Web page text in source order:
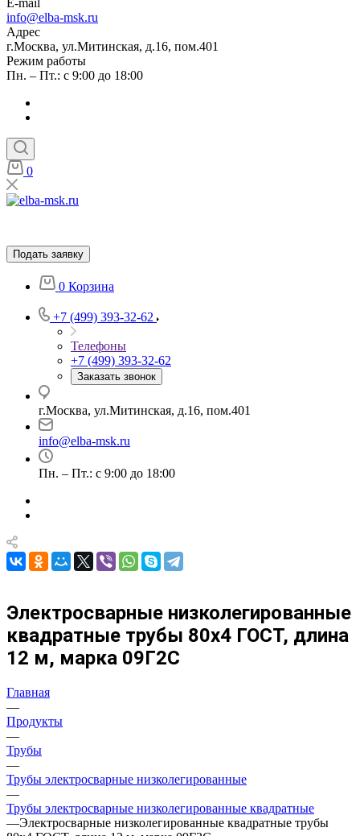
E-mail
info@elba-msk.ru
Адрес
г.Москва, ул.Митинская, д.16, пом.401
Режим работы
Пн. – Пт.: с 9:00 до 18:00
0
Подать заявку
0 Корзина
+7 (499) 393-32-62
Телефоны
+7 (499) 393-32-62
Заказать звонок
г.Москва, ул.Митинская, д.16, пом.401
info@elba-msk.ru
Пн. – Пт.: с 9:00 до 18:00
Электросварные низколегированные
квадратные трубы 80х4 ГОСТ, длина
12 м, марка 09Г2С
Главная
—
Продукты
—
Трубы
—
Трубы электросварные низколегированные
—
Трубы электросварные низколегированные квадратные
—Электросварные низколегированные квадратные трубы